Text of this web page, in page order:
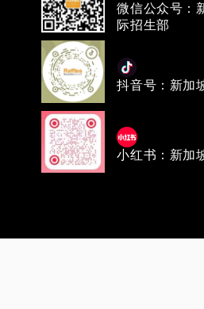
微信公众号：
际招生部
抖音号：新加
小红书：新加